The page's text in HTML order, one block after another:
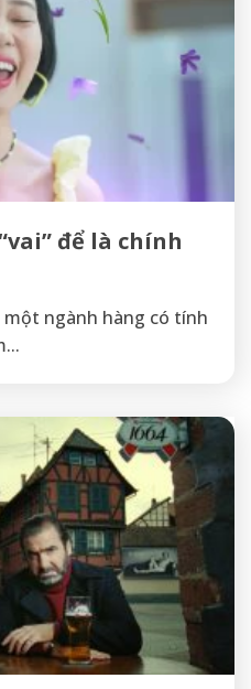
để là chính
ngành hàng có tính